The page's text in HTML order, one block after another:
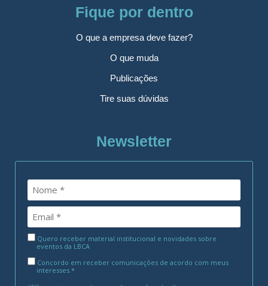
Fique por dentro
O que a empresa deve fazer?
O que muda
Publicações
Tire suas dúvidas
Newsletter
Quero receber material institucional e novidades sobre
eventos da LBCA
Concordo em receber comunicações de acordo com meus
interesses.*